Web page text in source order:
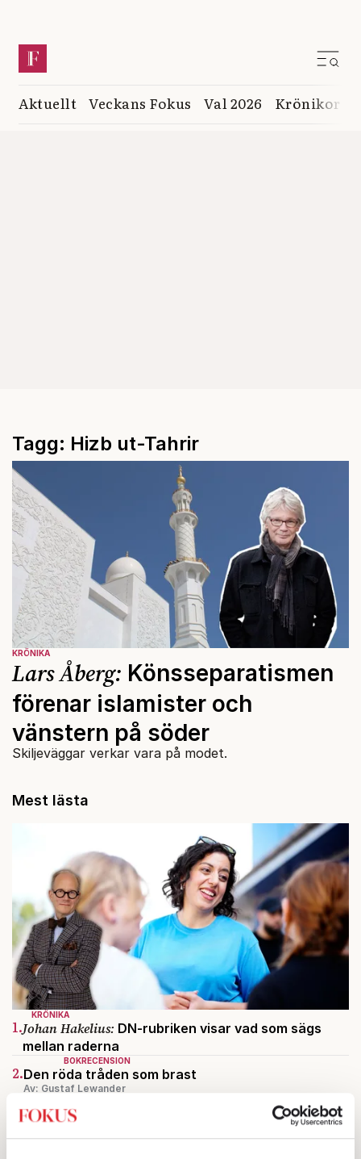
Aktuellt Veckans Fokus Val 2026 Krönikor
Tagg: Hizb ut-Tahrir
KRÖNIKA
Lars Åberg: Könsseparatismen
förenar islamister och
vänstern på söder
Skiljeväggar verkar vara på modet.
Mest lästa
KRÖNIKA
1.Johan Hakelius: DN-rubriken visar vad som sägs
mellan raderna
BOKRECENSION
2.Den röda tråden som brast
Av: Gustaf Lewander
3.Vattenbristen är här – men var femte liter läcker